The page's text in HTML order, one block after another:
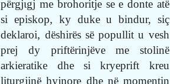
përgjιgj me brohoritje se e donte atë
si episkop, ky duke u bindur, siç
deklaroi, dëshirës së popullit u vesh
prej dy priftërinjëve me stolinë
arkieratike dhe si kryeprift kreu
liturgjinë hyjnore dhe në momentin